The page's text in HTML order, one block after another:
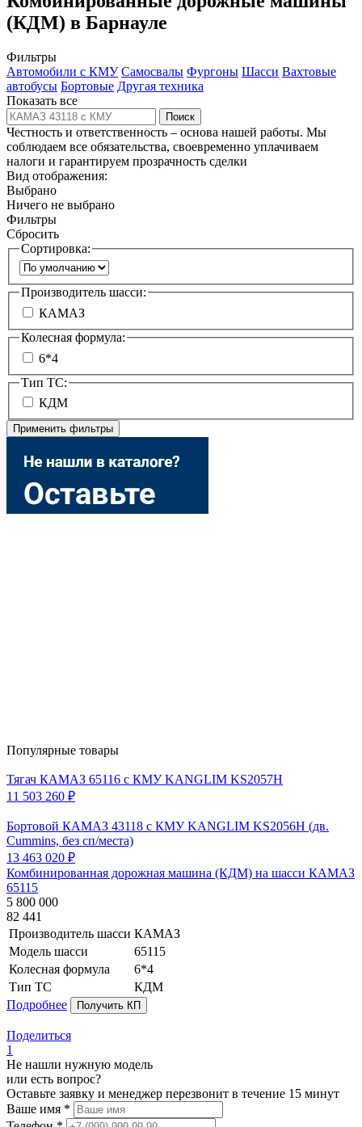
(КДМ) в Барнауле
Фильтры
Автомобили с КМУ Самосвалы Фургоны Шасси Вахтовые
автобусы Бортовые Другая техника
Показать все
Поиск
Честность и ответственность – основа нашей работы. Мы
соблюдаем все обязательства, своевременно уплачиваем
налоги и гарантируем прозрачность сделки
Вид отображения:
Выбрано
Ничего не выбрано
Фильтры
Сбросить
Сортировка:
Производитель шасси:
КАМАЗ
Колесная формула:
6*4
Тип ТС:
КДМ
Применить фильтры
Популярные товары
Тягач КАМАЗ 65116 с КМУ KANGLIM KS2057H
11 503 260 ₽
Бортовой КАМАЗ 43118 с КМУ KANGLIM KS2056H (дв.
Cummins, без сп/места)
13 463 020 ₽
Комбинированная дорожная машина (КДМ) на шасси КАМАЗ
65115
5 800 000
82 441
Производитель шасси КАМАЗ
Модель шасси
65115
Колесная формула
6*4
Тип ТС
КДМ
Подробнее
Получить КП
Поделиться
1
Не нашли нужную модель
или есть вопрос?
Оставьте заявку и менеджер перезвонит в течение 15 минут
Ваше имя *